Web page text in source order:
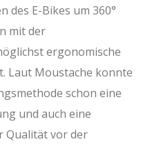
des E-Bikes um 360°
mit der
ergonomische
Laut Moustache konnte
schon eine
und auch eine
Qualität vor der